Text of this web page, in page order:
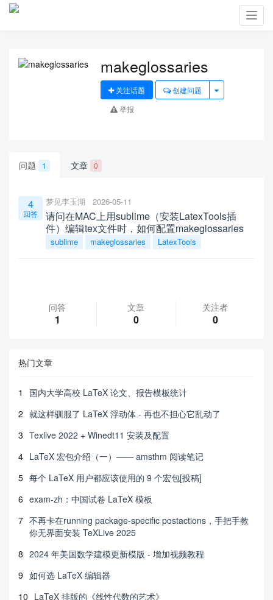
makeglossaries
关注话题
创建问题
举报
问题 1 文章 0
4
回答
梦见李玉湖 2026-05-11
请问在MAC上用sublime（安装LatexTools插
件）编辑tex文件时，如何配置makeglossaries
sublime makeglossaries LatexTools
问答
1
文章
0
关注者
0
热门文章
1
国内大学高校 LaTeX 论文、报告模板统计
2 就这样驯服了 LaTeX 浮动体 - 再也不担心它乱动了
3 Texlive 2022 + Winedt11 安装及配置
4 LaTeX 宏包介绍（一）—— amsthm 阅读笔记
5 每个 LaTeX 用户都应该使用的 9 个宏包[投稿]
6 exam-zh：中国试卷 LaTeX 模板
7 不再卡在running package-specific postactions，手把手教
你无界面安装 TeXLive 2025
8 2024 年美国数学建模更新模版 - 增加视频教程
9 如何选 LaTeX 编辑器
10 LaTeX 排版的《线性代数的艺术》